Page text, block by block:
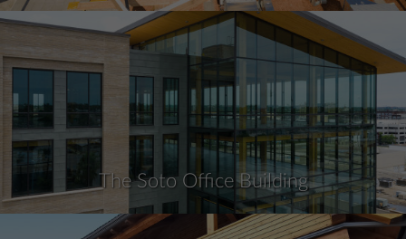
The Soto Office Building